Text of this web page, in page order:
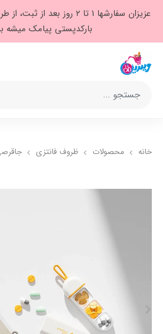
عزیزان سفارشها ۱ تا ۲ روز
بارکدپستی پیامک میشه
خانه محصولات ظروف فانتزی